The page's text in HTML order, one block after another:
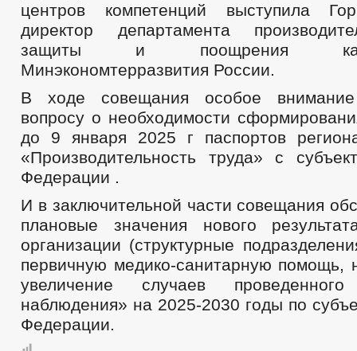
центров компетенций выступила
директор департамента
защиты и поощрения
Минэкономтерразвития России.
В ходе совещания особое
вопросу о необходимости
до 9 января 2025 г паспортов
«Производительность труда» с
Федерации .
И в заключительной части совещания
плановые значения нового
организации (структурные
первичную медико-санитарную помощь,
увеличение случаев проведенного
наблюдения» на 2025-2030 годы по
Федерации.